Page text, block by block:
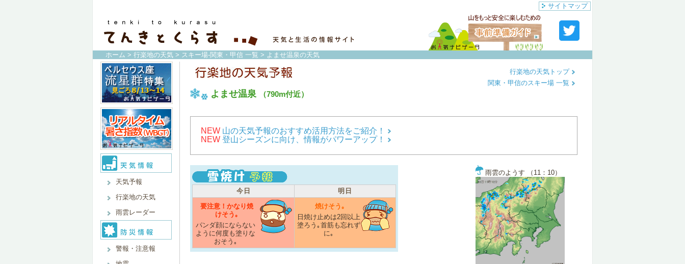
サイトマップ
ホーム > 行楽地の天気 > スキー場-関東・甲信 一覧 > よませ温泉の天気
天気予報
行楽地の天気
雨雲レーダー
警報・注意報
よませ温泉 （790m付近）
行楽地の天気トップ
関東・甲信のスキー場 一覧
NEW 山の天気予報のおすすめ活用方法をご紹介！
NEW 登山シーズンに向け、情報がパワーアップ！
今日
明日
要注意！かなり焼
けそう｡
パンダ顔にならない
ように何度も塗りな
おそう｡
焼けそう｡
日焼け止めは2回以上
塗ろう｡首筋も忘れず
に｡
雨雲のようす （11：10）